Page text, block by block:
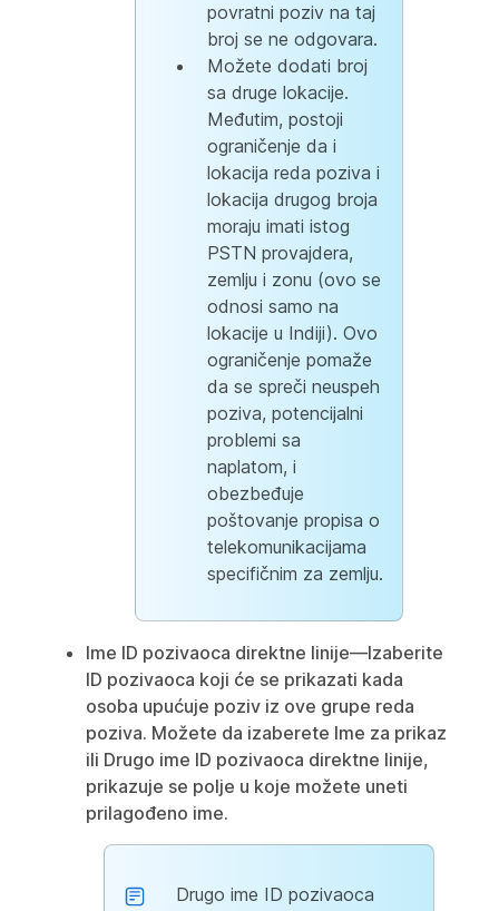
povratni poziv na taj
broj se ne odgovara.
Možete dodati broj
sa druge lokacije.
Međutim, postoji
ograničenje da i
lokacija reda poziva i
lokacija drugog broja
moraju imati istog
PSTN provajdera,
zemlju i zonu (ovo se
odnosi samo na
lokacije u Indiji). Ovo
ograničenje pomaže
da se spreči neuspeh
poziva, potencijalni
problemi sa
naplatom, i
obezbeđuje
poštovanje propisa o
telekomunikacijama
specifičnim za zemlju.
Ime ID pozivaoca direktne linije—Izaberite
ID pozivaoca koji će se prikazati kada
osoba upućuje poziv iz ove grupe reda
poziva. Možete da izaberete Ime za prikaz
ili Drugo ime ID pozivaoca direktne linije,
prikazuje se polje u koje možete uneti
prilagođeno ime.
Drugo ime ID pozivaoca